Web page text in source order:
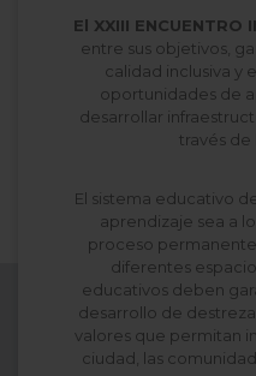
El XXIII ENCUENTRO
entre sus objetivos,
calidad inclusiva y
oportunidades de
desarrollar
través de
El sistema educativo
aprendizaje sea a
proceso
diferentes
educativos deben
desarrollo de
valores que permitan
ciudad, las